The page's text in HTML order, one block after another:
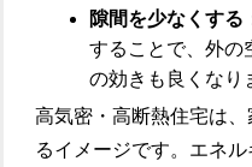
隙間を少なくする
することで、外の
の効きも良くなり
高気密・高断熱住宅は
るイメージです。エネ